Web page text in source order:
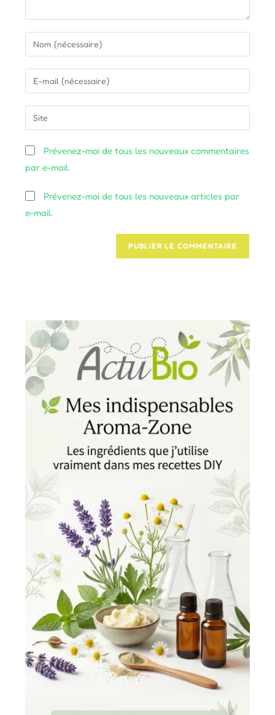
Enter
your
name
comment
Enter
your
email
address
comment
Saisir
l’URL
de
votre
site
(facultatif)
Prévenez-moi de tous les nouveaux commentaires
par e-mail.
Prévenez-moi de tous les nouveaux articles par
e-mail.